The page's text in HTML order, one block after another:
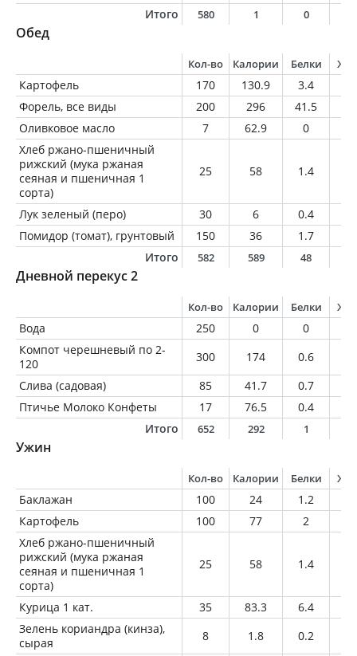
Итого 580 1 0
Обед
Кол-во Калории Белки
Картофель 170 130.9 3.4
Форель, все виды
200 296 41.5
Оливковое масло
7 62.9 0
Хлеб ржано-пшеничный
рижский (мука ржаная
сеяная и пшеничная 1
сорта)
25 58 1.4
Лук зеленый (перо) 30 6 0.4
Помидор (томат), грунтовый
150 36 1.7
Итого
582 589 48
Дневной перекус 2
Кол-во Калории Белки
Вода 250 0 0
Компот черешневый по 2-
120
300 174 0.6
Слива (садовая)
85 41.7 0.7
Птичье Молоко Конфеты
17 76.5 0.4
Итого
652 292 1
Ужин
Кол-во Калории Белки
Баклажан 100 24 1.2
Картофель
100 77 2
Хлеб ржано-пшеничный
рижский (мука ржаная
сеяная и пшеничная 1
сорта)
25 58 1.4
Курица 1 кат. 35 83.3 6.4
Зелень кориандра (кинза),
сырая
8 1.8 0.2